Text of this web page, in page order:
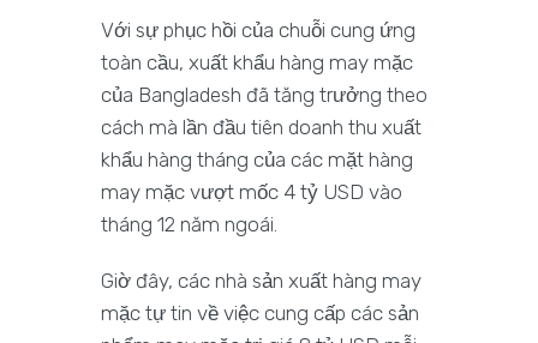
Với sự phục hồi của chuỗi cung ứng
toàn cầu, xuất khẩu hàng may mặc
của Bangladesh đã tăng trưởng theo
cách mà lần đầu tiên doanh thu xuất
khẩu hàng tháng của các mặt hàng
may mặc vượt mốc 4 tỷ USD vào
tháng 12 năm ngoái.
Giờ đây, các nhà sản xuất hàng may
mặc tự tin về việc cung cấp các sản